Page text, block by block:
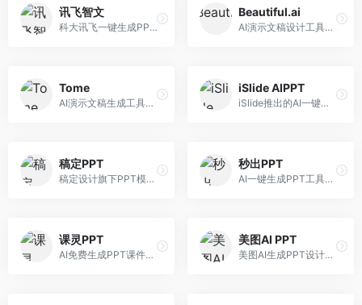
讯飞智文
科大讯飞一键生成PPT和Word工具，整合语音技术。面向职场人士，支持语音输入、文档生成、格式调整等功能，办公效率显著提升。
Beautiful.ai
AI演示文稿设计工具，专注于自动化设计排版。面向职场人士，提供智能排版、模板选择、设计优化等服务，设计美观度高。
Tome
AI演示文稿生成工具，专注于故事化演示创作。面向创业者和营销人员，提供故事叙述、视觉设计、内容生成等服务，演示文稿叙事性强。
iSlide AIPPT
iSlide推出的AI一键设计精美PPT工具。面向PPT设计用户，提供模板库、内容生成、设计优化等服务，与iSlide插件深度整合。
稿定PPT
稿定设计旗下PPT模板资源库，整合AI生成功能。面向设计师和职场人士，提供海量PPT模板、AI内容生成等服务，模板质量高。
秒出PPT
AI一键生成PPT工具，专注于快速演示文稿制作。面向职场人士，支持主题输入、内容生成、模板套用等功能，PPT生成速度快，适合紧急制作场景。
课灵PPT
AI免费生成PPT课件平台，专注于教育场景。面向教师和教育工作者，提供课件生成、教学设计、模板选择等服务，教育适配性强。
美图AI PPT
美图AI生成PPT设计工具，整合图像处理能力。面向设计师和职场人士，提供PPT生成、图片美化、设计优化等服务，视觉设计美观。